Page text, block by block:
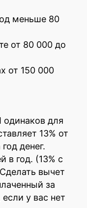
меньше 80
от 80 000 до
от 150 000
для
13% от
денег.
год. (13% с
вычет
за
у вас нет